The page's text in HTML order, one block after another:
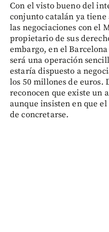
Con el visto bueno del
conjunto catalán ya
las negociaciones con el
propietario de sus
embargo, en el
será una operación
estaría dispuesto a
los 50 millones de euros.
reconocen que existe un
aunque insisten en que
de concretarse.